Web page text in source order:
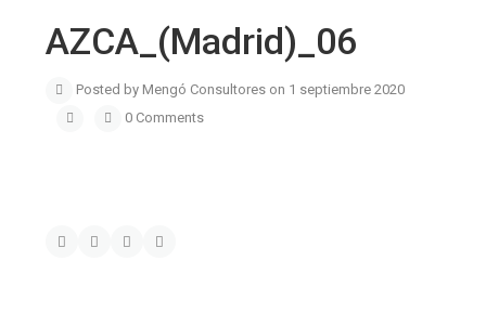
AZCA_(Madrid)_06
Posted by Mengó Consultores on 1 septiembre 2020
0 Comments